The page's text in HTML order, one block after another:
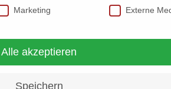
Marketing Externe
Alle akzeptieren
Speichern